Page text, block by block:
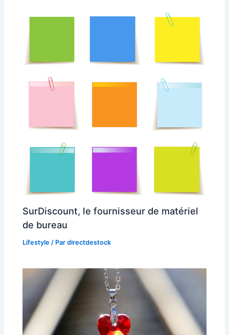
SurDiscount, le fournisseur de matériel
de bureau
Lifestyle / Pardirectdestock